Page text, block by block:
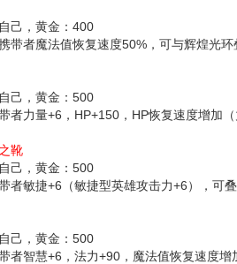
己，黄金：400
带者魔法值恢复速度50%，可与辉煌光环
己，黄金：500
者力量+6，HP+150，HP恢复速度增加
靴
己，黄金：500
者敏捷+6（敏捷型英雄攻击力+6），可
己，黄金：500
者智慧+6，法力+90，魔法值恢复速度